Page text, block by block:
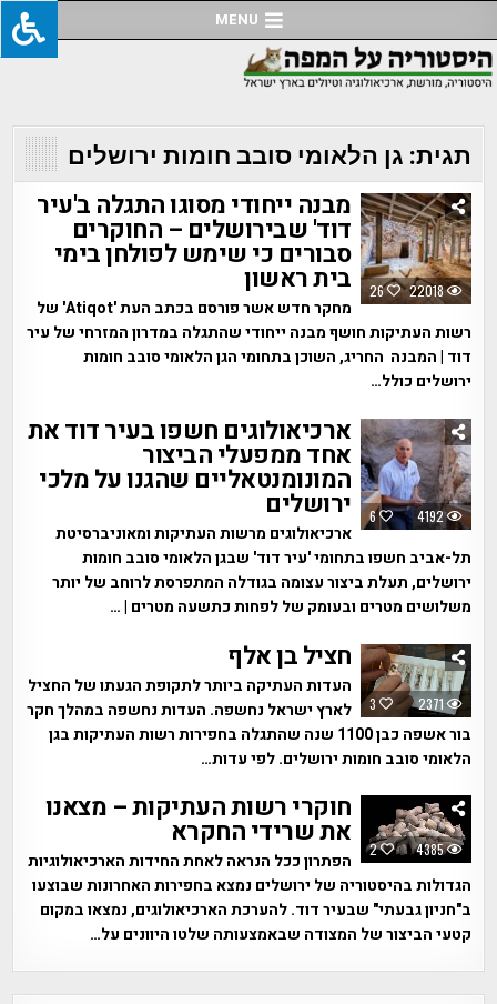
to
content
MENU
תגית: גן הלאומי סובב חומות ירושלים
26 22018
מבנה ייחודי מסוגו התגלה ב'עיר
דוד' שבירושלים – החוקרים
סבורים כי שימש לפולחן בימי
בית ראשון
מחקר חדש אשר פורסם בכתב העת 'Atiqot' של
רשות העתיקות חושף מבנה ייחודי שהתגלה במדרון המזרחי של עיר
דוד | המבנה החריג, השוכן בתחומי הגן הלאומי סובב חומות
ירושלים כולל…
6 4192
ארכיאולוגים חשפו בעיר דוד את
אחד ממפעלי הביצור
המונומנטאליים שהגנו על מלכי
ירושלים
ארכיאולוגים מרשות העתיקות ומאוניברסיטת
תל-אביב חשפו בתחומי 'עיר דוד' שבגן הלאומי סובב חומות
ירושלים, תעלת ביצור עצומה בגודלה המתפרסת לרוחב של יותר
משלושים מטרים ובעומק של לפחות כתשעה מטרים | …
3 2371
חציל בן אלף
העדות העתיקה ביותר לתקופת הגעתו של החציל
לארץ ישראל נחשפה. העדות נחשפה במהלך חקר
בור אשפה כבן 1100 שנה שהתגלה בחפירות רשות העתיקות בגן
הלאומי סובב חומות ירושלים. לפי עדות…
2 4385
חוקרי רשות העתיקות – מצאנו
את שרידי החקרא
הפתרון ככל הנראה לאחת החידות הארכיאולוגיות
הגדולות בהיסטוריה של ירושלים נמצא בחפירות האחרונות שבוצעו
ב"חניון גבעתי" שבעיר דוד. להערכת הארכיאולוגים, נמצאו במקום
קטעי הביצור של המצודה שבאמצעותה שלטו היוונים על…